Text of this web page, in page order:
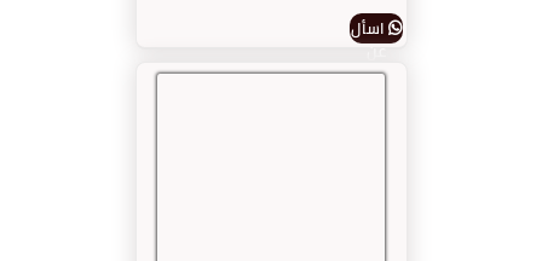
اسأل
عن
المنتج